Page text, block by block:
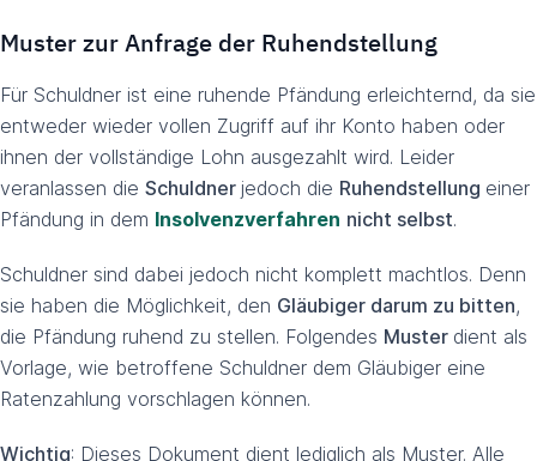
Muster zur Anfrage der Ruhendstellung
Für Schuldner ist eine ruhende Pfändung erleichternd, da sie
entweder wieder vollen Zugriff auf ihr Konto haben oder
ihnen der vollständige Lohn ausgezahlt wird. Leider
veranlassen die Schuldner jedoch die Ruhendstellung einer
Pfändung in dem Insolvenzverfahren nicht selbst.
Schuldner sind dabei jedoch nicht komplett machtlos. Denn
sie haben die Möglichkeit, den Gläubiger darum zu bitten,
die Pfändung ruhend zu stellen. Folgendes Muster dient als
Vorlage, wie betroffene Schuldner dem Gläubiger eine
Ratenzahlung vorschlagen können.
Wichtig: Dieses Dokument dient lediglich als Muster. Alle